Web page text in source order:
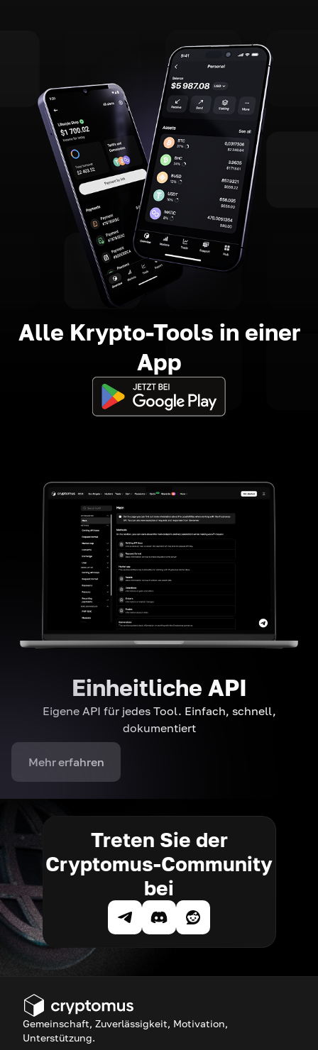
Alle Krypto-Tools in einer
App
Einheitliche API
Eigene API für jedes Tool. Einfach, schnell,
dokumentiert
Mehr erfahren
Treten Sie der
Cryptomus-Community
bei
Gemeinschaft, Zuverlässigkeit, Motivation,
Unterstützung.